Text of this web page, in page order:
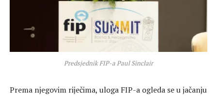
Predsjednik FIP-a Paul Sinclair
Prema njegovim riječima, uloga FIP-a ogleda se u jačanju